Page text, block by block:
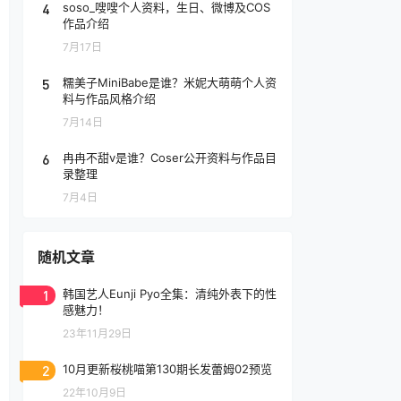
4
soso_嗖嗖个人资料，生日、微博及COS
作品介绍
7月17日
5
糯美子MiniBabe是谁？米妮大萌萌个人资
料与作品风格介绍
7月14日
6
冉冉不甜v是谁？Coser公开资料与作品目
录整理
7月4日
随机文章
1
韩国艺人Eunji Pyo全集：清纯外表下的性
感魅力！
23年11月29日
2 10月更新桜桃喵第130期长发蕾姆02预览
22年10月9日